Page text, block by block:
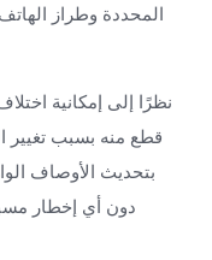
المحددة وطراز
قطع منه بسبب تغيير
دون أي إخطار